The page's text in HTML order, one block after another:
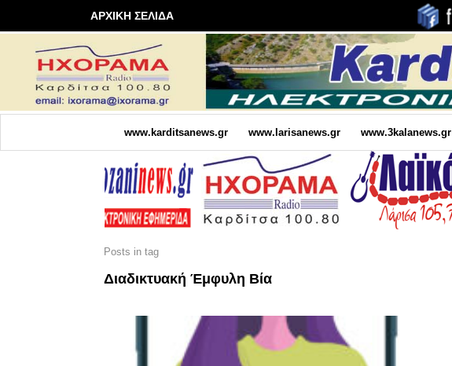
ΑΡΧΙΚΗ ΣΕΛΙΔΑ
www.karditsanews.gr www.larisanews.gr www.3kalanews.gr
Posts in tag
Διαδικτυακή Έμφυλη Βία